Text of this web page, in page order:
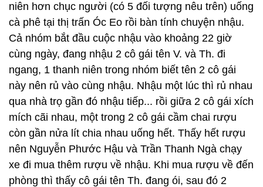
niên hơn chục người (có 5 đối tượng nêu trên) uống
cà phê tại thị trấn Óc Eo rồi bàn tính chuyện nhậu.
Cả nhóm bắt đầu cuộc nhậu vào khoảng 22 giờ
cùng ngày, đang nhậu 2 cô gái tên V. và Th. đi
ngang, 1 thanh niên trong nhóm biết tên 2 cô gái
này nên rủ vào cùng nhậu. Nhậu một lúc thì rủ nhau
qua nhà trọ gần đó nhậu tiếp... rồi giữa 2 cô gái xích
mích cãi nhau, một trong 2 cô gái cầm chai rượu
còn gần nửa lít chia nhau uống hết. Thấy hết rượu
nên Nguyễn Phước Hậu và Trần Thanh Ngà chạy
xe đi mua thêm rượu về nhậu. Khi mua rượu về đến
phòng thì thấy cô gái tên Th. đang ói, sau đó 2